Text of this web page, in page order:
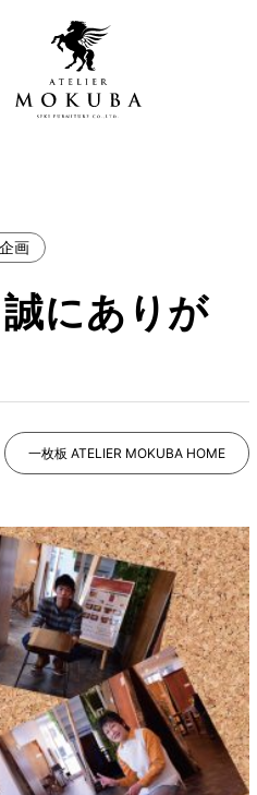
ー
新入荷情報
納品事例
納品事例（住
納品事例（店
コーディネート
NEWS
EVENT
BLOG
メディア美術協
画
にありが
一枚板 ATELIER MOKUBA HOME